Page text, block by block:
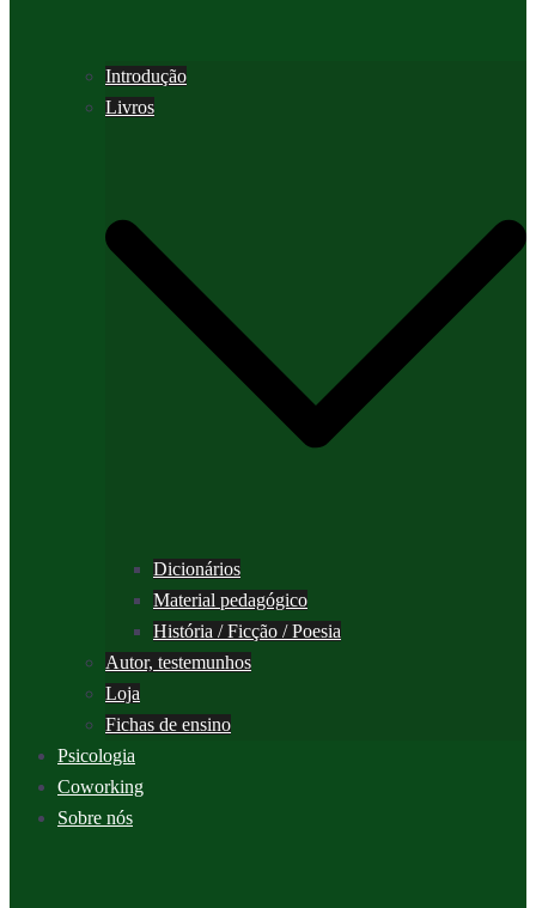
Introdução
Livros
Dicionários
Material pedagógico
História / Ficção / Poesia
Autor, testemunhos
Loja
Fichas de ensino
Psicologia
Coworking
Sobre nós